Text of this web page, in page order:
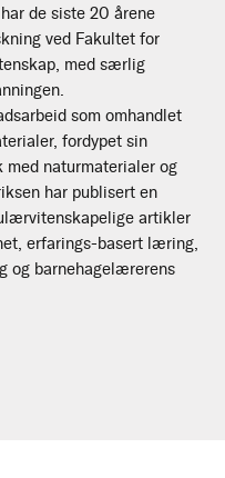
de siste 20 årene
ved Fakultet for
med særlig
som omhandlet
fordypet sin
med naturmaterialer og
har publisert en
artikler
erfarings-basert læring,
og barnehagelærerens